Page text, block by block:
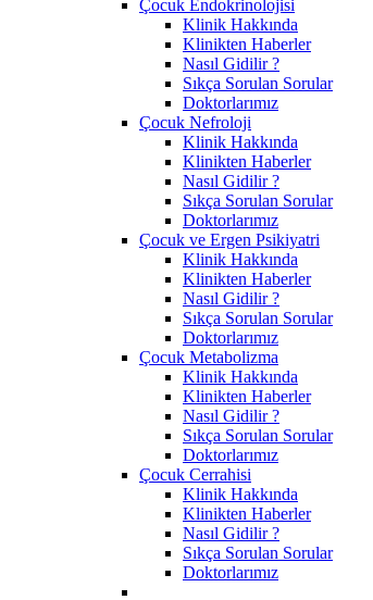
Çocuk Endokrinolojisi
Klinik Hakkında
Klinikten Haberler
Nasıl Gidilir ?
Sıkça Sorulan Sorular
Doktorlarımız
Çocuk Nefroloji
Klinik Hakkında
Klinikten Haberler
Nasıl Gidilir ?
Sıkça Sorulan Sorular
Doktorlarımız
Çocuk ve Ergen Psikiyatri
Klinik Hakkında
Klinikten Haberler
Nasıl Gidilir ?
Sıkça Sorulan Sorular
Doktorlarımız
Çocuk Metabolizma
Klinik Hakkında
Klinikten Haberler
Nasıl Gidilir ?
Sıkça Sorulan Sorular
Doktorlarımız
Çocuk Cerrahisi
Klinik Hakkında
Klinikten Haberler
Nasıl Gidilir ?
Sıkça Sorulan Sorular
Doktorlarımız